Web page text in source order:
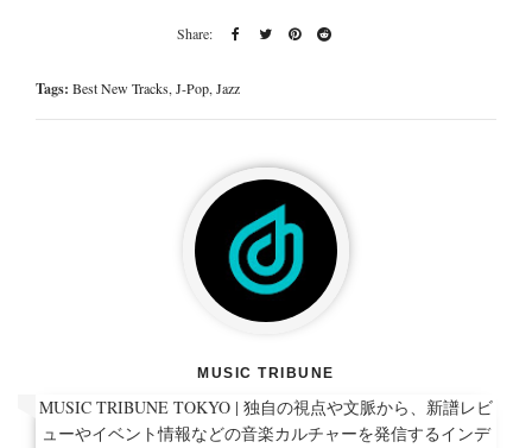
Tags: Best New Tracks,J-Pop,Jazz
MUSIC TRIBUNE
MUSIC TRIBUNE TOKYO | 独自の視点や文脈から、新譜レビ
ューやイベント情報などの音楽カルチャーを発信するインデ